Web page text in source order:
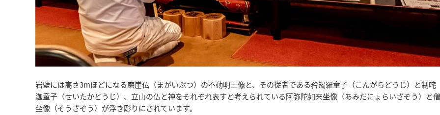
岩壁には高さ3mほどになる磨崖仏（まがいぶつ）の不動明王像と、その従者である矜羯羅童子（こんがらどうじ）と制咤
迦童子（せいたかどうじ）、立山の仏と神をそれぞれ表すと考えられている阿弥陀如来坐像（あみだにょらいざぞう）と僧
坐像（そうざぞう）が浮き彫りにされています。